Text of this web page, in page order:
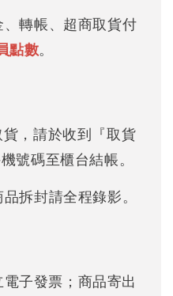
轉帳、超商取貨付
點數。
，請於收到『取貨
號碼至櫃台結帳。
拆封請全程錄影。
子發票；商品寄出